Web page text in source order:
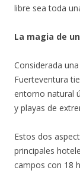
libre sea toda
La magia de
Considerada
Fuerteventura
entorno natural
y playas de
Estos dos
principales
campos con 18